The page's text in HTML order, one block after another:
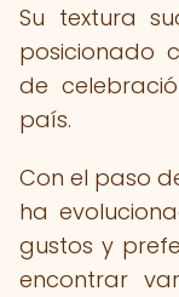
Su textura
posicionado
de
país.
Con el paso
ha
gustos y
encontrar